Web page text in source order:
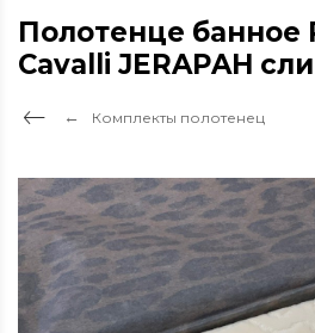
Полотенце банное
Cavalli JERAPAH
Комплекты полотенец